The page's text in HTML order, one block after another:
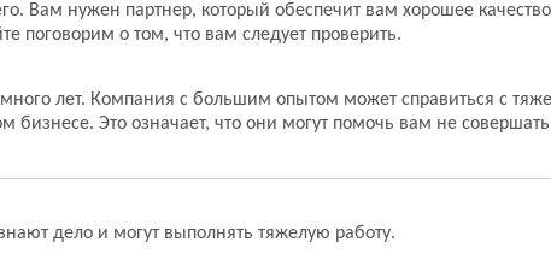
нужен партнер, который обеспечит вам хорошее качество
о том, что вам следует проверить.
лет. Компания с большим опытом может справиться с
бизнесе. Это означает, что они могут помочь вам не
дело и могут выполнять тяжелую работу.